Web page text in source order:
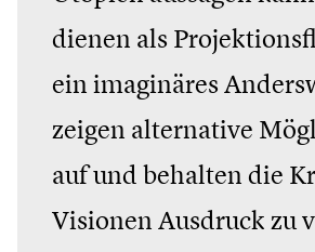
dienen als
ein imaginäres
zeigen alternative
auf und behalten die
Visionen Ausdruck zu